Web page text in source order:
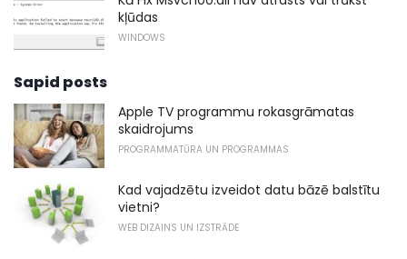
kļūdas
WINDOWS
Sapid posts
Apple TV programmu rokasgrāmatas
skaidrojums
PROGRAMMATŪRA UN PROGRAMMAS
Kad vajadzētu izveidot datu bāzē balstītu
vietni?
WEB DIZAINS UN IZSTRĀDE